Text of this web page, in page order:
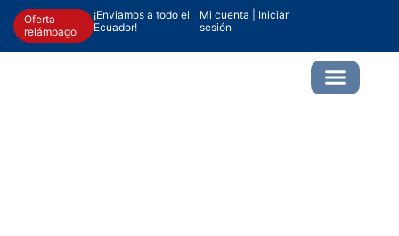
Oferta
relámpago
¡Enviamos a todo el
Ecuador!
Mi cuenta | Iniciar
sesión